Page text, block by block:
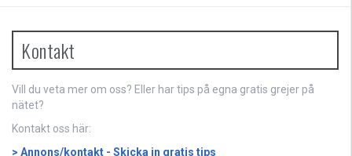
Kontakt
Vill du veta mer om oss? Eller har tips på egna gratis grejer på
nätet?
Kontakt oss här:
> Annons/kontakt - Skicka in gratis tips